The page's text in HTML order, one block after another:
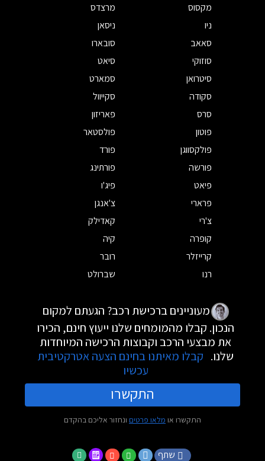
מקסוס
מרצדס
ניו
ניסאן
סאאב
סובארו
סוזוקי
סיאט
סיטרואן
סמארט
סקודה
סקייוול
סרס
פאריזון
פוטון
פולסטאר
פולקסווגן
פורד
פורשה
פורתינג
פיאט
פיג'ו
פרארי
צ'אנגן
צ'רי
קאדילק
קופרה
קיה
קרייזלר
רובר
רנו
שברולט
מעוניינים ברכישת רכב? הגעתם למקום
הנכון. קבלו מהמומחים שלנו ייעוץ חינם, הכירו
את מבצעי הרכב וקבוצות הרכישה המיוחדות
שלנו. קבלו מאיתנו בחינם הצעה אטרקטיבית
עכשיו
התקשרו
התקשרו או מלאו פרטים ונחזור אליכם בהקדם
שתף